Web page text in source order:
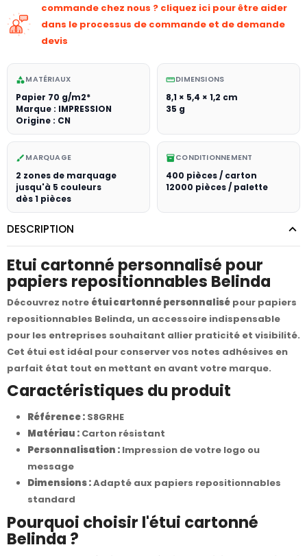
commande chez nous ? cliquez ici pour être aider
dans le processus de commande et de demande
devis
categoryMATÉRIAUX
Papier 70 g/m2*
Marque : IMPRESSION
Origine : CN
straightenDIMENSIONS
8,1 × 5,4 × 1,2 cm
35 g
brush MARQUAGE
2 zones de marquage
jusqu'à 5 couleurs
dès 1 pièces
inventory_2CONDITIONNEMENT
400 pièces / carton
12000 pièces / palette
DESCRIPTION
Etui cartonné personnalisé pour
papiers repositionnables Belinda
Découvrez notre étui cartonné personnalisé pour papiers
repositionnables Belinda, un accessoire indispensable
pour les entreprises souhaitant allier praticité et visibilité.
Cet étui est idéal pour conserver vos notes adhésives en
parfait état tout en mettant en avant votre marque.
Caractéristiques du produit
Référence : S8GRHE
Matériau : Carton résistant
Personnalisation : Impression de votre logo ou
message
Dimensions :Adapté aux papiers repositionnables
standard
Pourquoi choisir l'étui cartonné
Belinda ?